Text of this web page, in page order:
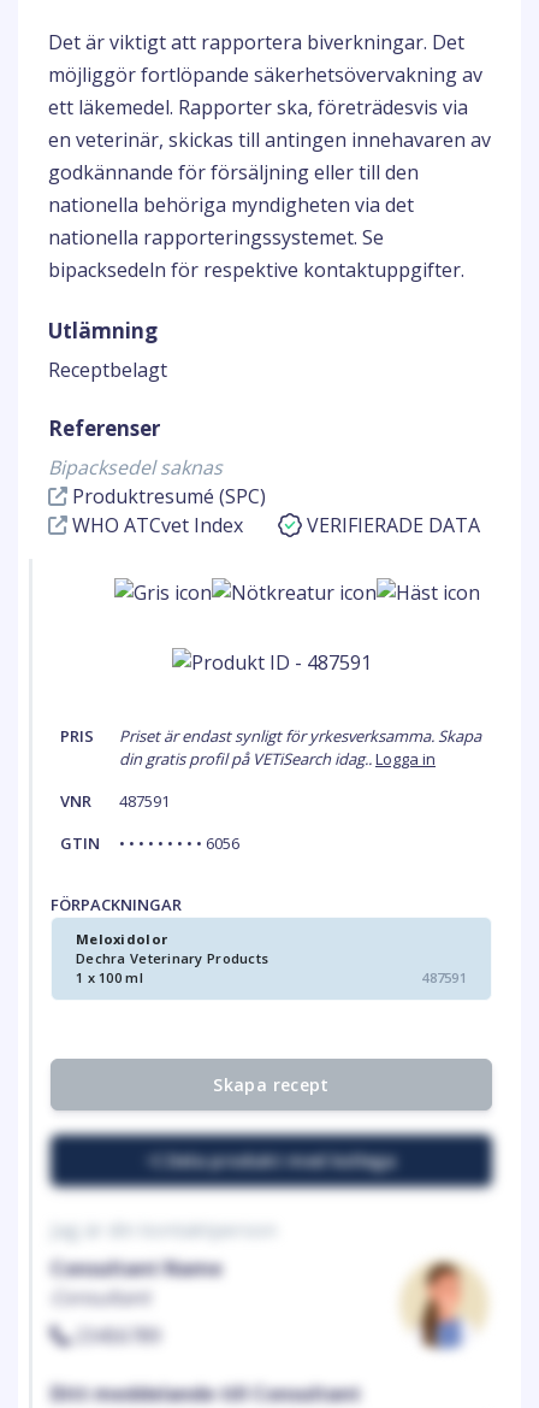
Det är viktigt att rapportera biverkningar. Det
möjliggör fortlöpande säkerhetsövervakning av
ett läkemedel. Rapporter ska, företrädesvis via
en veterinär, skickas till antingen innehavaren av
godkännande för försäljning eller till den
nationella behöriga myndigheten via det
nationella rapporteringssystemet. Se
bipacksedeln för respektive kontaktuppgifter.
Utlämning
Receptbelagt
Referenser
Bipacksedel saknas
Produktresumé (SPC)
WHO ATCvet Index
VERIFIERADE DATA
PRIS
Priset är endast synligt för yrkesverksamma. Skapa
din gratis profil på VETiSearch idag..Logga in
VNR
487591
GTIN
• • • • • • • • • 6056
FÖRPACKNINGAR
Meloxidolor
Dechra Veterinary Products
1 x 100 ml
487591
Skapa recept
Dela produkt med kollega
Jag är din kontaktperson
Consultant Name
Consultant
23456789
Ditt meddelande till Consultant